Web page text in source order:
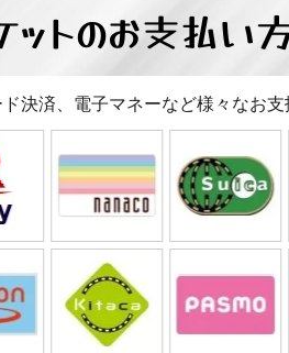
トのお支払い
決済、電子マネーなど様々なお支